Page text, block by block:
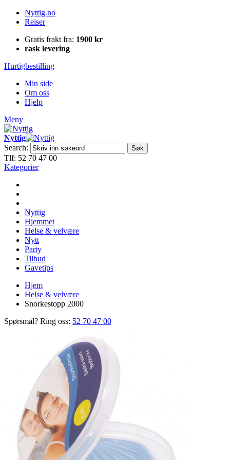
Nyttig.no
Reiser
Gratis frakt fra: 1900 kr
rask levering
Hurtigbestilling
Min side
Om oss
Hjelp
Meny
Nyttig
Search:
Søk
Tlf: 52 70 47 00
Kategorier
Nyttig
Hjemmet
Helse & velvære
Nytt
Party
Tilbud
Gavetips
Hjem
Helse & velvære
Snorkestopp 2000
Spørsmål? Ring oss: 52 70 47 00